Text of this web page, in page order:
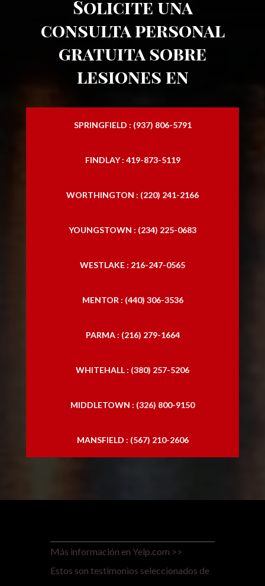
Solicite una
consulta personal
gratuita sobre
lesiones en
SPRINGFIELD : (937) 806-5791
FINDLAY : 419-873-5119
WORTHINGTON : (220) 241-2166
YOUNGSTOWN : (234) 225-0683
WESTLAKE : 216-247-0565
MENTOR : (440) 306-3536
PARMA : (216) 279-1664
WHITEHALL : (380) 257-5206
MIDDLETOWN : (326) 800-9150
MANSFIELD : (567) 210-2606
Más información en Yelp.com >>
Estos son testimonios seleccionados de